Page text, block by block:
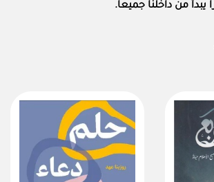
يبدأ من داخلنا جميعا.